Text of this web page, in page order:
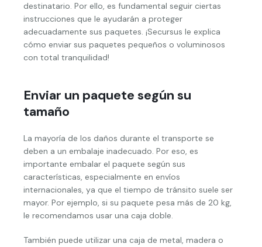
Condiciones aplicables
destinatario. Por ello, es fundamental seguir ciertas
instrucciones que le ayudarán a proteger
adecuadamente sus paquetes. ¡Secursus le explica
cómo enviar sus paquetes pequeños o voluminosos
con total tranquilidad!
Enviar un paquete según su
tamaño
La mayoría de los daños durante el transporte se
deben a un embalaje inadecuado. Por eso, es
importante embalar el paquete según sus
características, especialmente en envíos
internacionales, ya que el tiempo de tránsito suele ser
mayor. Por ejemplo, si su paquete pesa más de 20 kg,
le recomendamos usar una caja doble.
También puede utilizar una caja de metal, madera o